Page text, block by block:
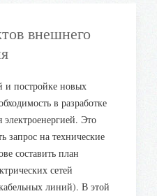
внешнего
и постройке новых
в разработке
Это
запрос на технические
составить план
сетей
линий). В этой